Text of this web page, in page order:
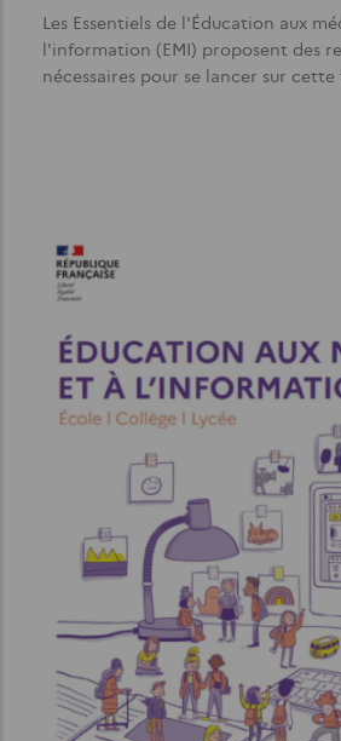
Les Essentiels de l'Éducation aux
l'information (EMI) proposent des
nécessaires pour se lancer sur